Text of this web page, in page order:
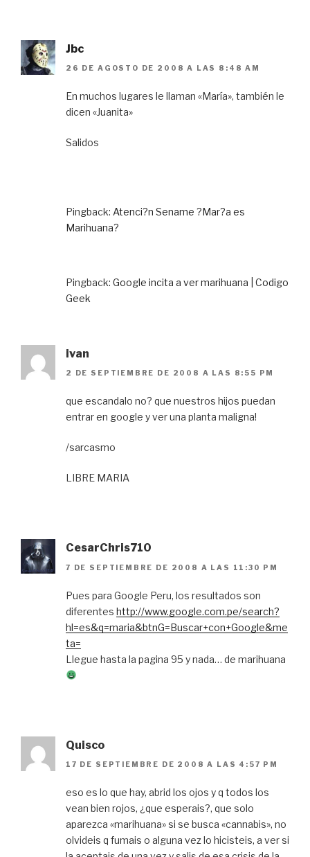
Jbc
26 DE AGOSTO DE 2008 A LAS 8:48 AM
En muchos lugares le llaman «María», también le
dicen «Juanita»
Salidos
Pingback: Atenci?n Sename ?Mar?a es
Marihuana?
Pingback: Google incita a ver marihuana | Codigo
Geek
ivan
2 DE SEPTIEMBRE DE 2008 A LAS 8:55 PM
que escandalo no? que nuestros hijos puedan
entrar en google y ver una planta maligna!
/sarcasmo
LIBRE MARIA
CesarChris710
7 DE SEPTIEMBRE DE 2008 A LAS 11:30 PM
Pues para Google Peru, los resultados son
diferentes http://www.google.com.pe/search?
hl=es&q=maria&btnG=Buscar+con+Google&me
ta=
Llegue hasta la pagina 95 y nada… de marihuana
Quisco
17 DE SEPTIEMBRE DE 2008 A LAS 4:57 PM
eso es lo que hay, abrid los ojos y q todos los
vean bien rojos, ¿que esperais?, que solo
aparezca «marihuana» si se busca «cannabis», no
olvideis q fumais o alguna vez lo hicisteis, a ver si